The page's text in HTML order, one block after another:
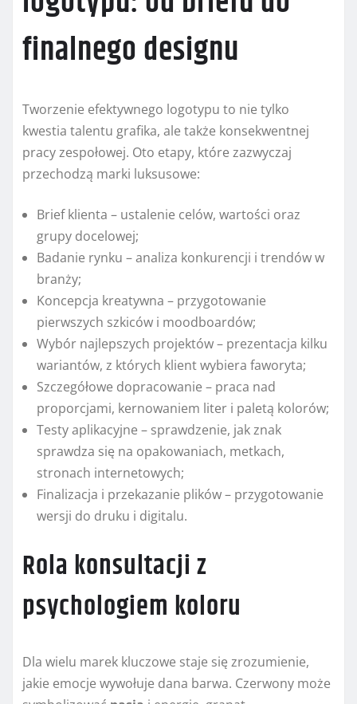
finalnego designu
Tworzenie efektywnego logotypu to nie tylko
kwestia talentu grafika, ale także konsekwentnej
pracy zespołowej. Oto etapy, które zazwyczaj
przechodzą marki luksusowe:
Brief klienta – ustalenie celów, wartości oraz
grupy docelowej;
Badanie rynku – analiza konkurencji i trendów w
branży;
Koncepcja kreatywna – przygotowanie
pierwszych szkiców i moodboardów;
Wybór najlepszych projektów – prezentacja kilku
wariantów, z których klient wybiera faworyta;
Szczegółowe dopracowanie – praca nad
proporcjami, kernowaniem liter i paletą kolorów;
Testy aplikacyjne – sprawdzenie, jak znak
sprawdza się na opakowaniach, metkach,
stronach internetowych;
Finalizacja i przekazanie plików – przygotowanie
wersji do druku i digitalu.
Rola konsultacji z
psychologiem koloru
Dla wielu marek kluczowe staje się zrozumienie,
jakie emocje wywołuje dana barwa. Czerwony może